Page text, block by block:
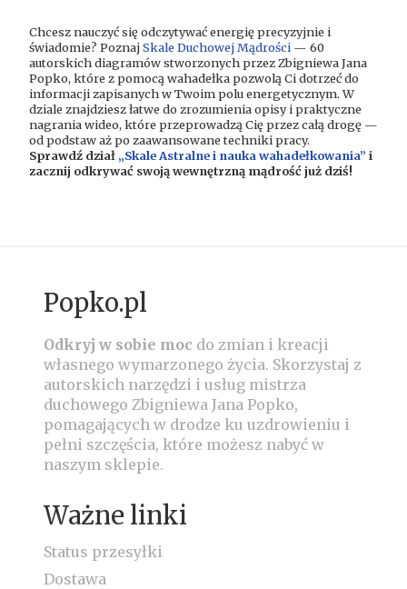
Chcesz nauczyć się odczytywać energię precyzyjnie i
świadomie? PoznajSkale Duchowej Mądrości — 60
autorskich diagramów stworzonych przez Zbigniewa Jana
Popko, które z pomocą wahadełka pozwolą Ci dotrzeć do
informacji zapisanych w Twoim polu energetycznym. W
dziale znajdziesz łatwe do zrozumienia opisy i praktyczne
nagrania wideo, które przeprowadzą Cię przez całą drogę —
od podstaw aż po zaawansowane techniki pracy.
Sprawdź dział „Skale Astralne i nauka wahadełkowania” i
zacznij odkrywać swoją wewnętrzną mądrość już dziś!
Popko.pl
Odkryj w sobie moc do zmian i kreacji
własnego wymarzonego życia. Skorzystaj z
autorskich narzędzi i usług mistrza
duchowego Zbigniewa Jana Popko,
pomagających w drodze ku uzdrowieniu i
pełni szczęścia, które możesz nabyć w
naszym sklepie.
Ważne linki
Status przesyłki
Dostawa